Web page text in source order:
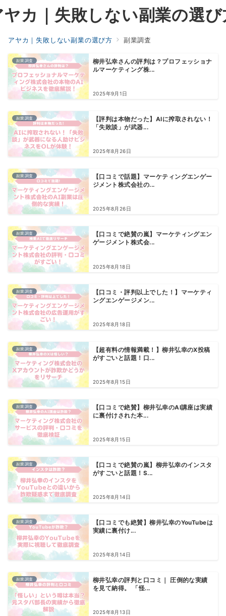
ヤカ｜失敗しない副業の選び
アヤカ｜失敗しない副業の選び方 副業調査
副業調査
柳井弘幸さんの評判は？プロフェッショナ
ルマーケティング株...
2025年9月1日
副業調査
【評判は本物だった】AIに搾取されない！
「失敗談」が武器...
2025年8月26日
副業調査
【口コミで話題】マーケティングエンゲー
ジメント株式会社の...
2025年8月26日
副業調査
【口コミで絶賛の嵐】マーケティングエン
ゲージメント株式会...
2025年8月18日
副業調査
【口コミ・評判以上でした！】マーケティ
ングエンゲージメン...
2025年8月18日
副業調査
【超有料の情報満載！】柳井弘幸のX投稿
がすごいと話題！口...
2025年8月15日
副業調査
【口コミで絶賛】柳井弘幸のAI講座は実績
に裏付けされた本...
2025年8月15日
副業調査
【口コミで絶賛の嵐】柳井弘幸のインスタ
がすごいと話題！S...
2025年8月14日
副業調査
【口コミでも絶賛】柳井弘幸のYouTubeは
実績に裏付け...
2025年8月14日
副業調査
柳井弘幸の評判と口コミ｜ 圧倒的な実績
を見て納得。 「怪...
2025年8月13日